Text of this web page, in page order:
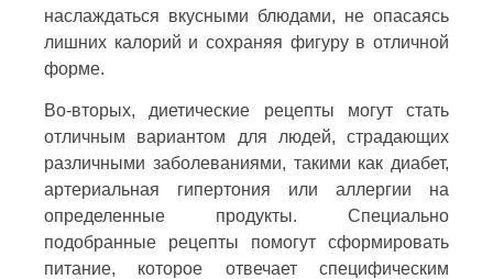
наслаждаться вкусными блюдами, не опасаясь
лишних калорий и сохраняя фигуру в отличной
форме.
Во-вторых, диетические рецепты могут стать
отличным вариантом для людей, страдающих
различными заболеваниями, такими как диабет,
артериальная гипертония или аллергии на
определенные продукты. Специально
подобранные рецепты помогут сформировать
питание, которое отвечает специфическим